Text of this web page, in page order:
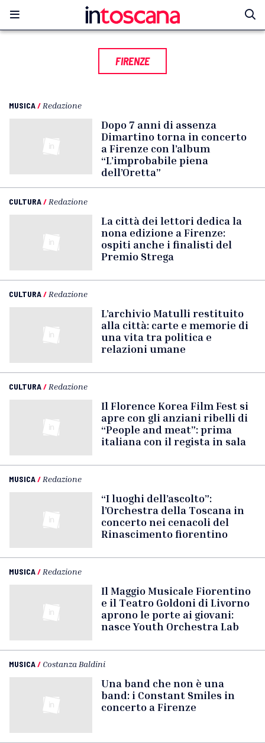
FIRENZE
MUSICA/ Redazione
Dopo 7 anni di assenza
Dimartino torna in concerto
a Firenze con l’album
“L’improbabile piena
dell’Oretta”
CULTURA/ Redazione
La città dei lettori dedica la
nona edizione a Firenze:
ospiti anche i finalisti del
Premio Strega
CULTURA/ Redazione
L’archivio Matulli restituito
alla città: carte e memorie di
una vita tra politica e
relazioni umane
CULTURA/ Redazione
Il Florence Korea Film Fest si
apre con gli anziani ribelli di
“People and meat”: prima
italiana con il regista in sala
MUSICA/ Redazione
“I luoghi dell’ascolto”:
l’Orchestra della Toscana in
concerto nei cenacoli del
Rinascimento fiorentino
MUSICA/ Redazione
Il Maggio Musicale Fiorentino
e il Teatro Goldoni di Livorno
aprono le porte ai giovani:
nasce Youth Orchestra Lab
MUSICA/ Costanza Baldini
Una band che non è una
band: i Constant Smiles in
concerto a Firenze